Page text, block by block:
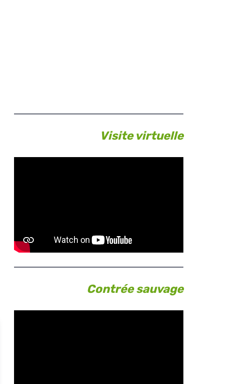
Visite virtuelle
Contrée sauvage